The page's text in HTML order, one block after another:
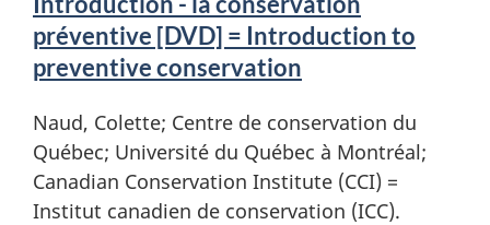
préventive [DVD] = Introduction to
preventive conservation
Naud, Colette; Centre de conservation du
Québec; Université du Québec à Montréal;
Canadian Conservation Institute (CCI) =
Institut canadien de conservation (ICC).